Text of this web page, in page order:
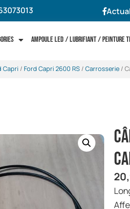
Ampoule LED / Lubrifiant / Peinture
Capri / Ford Capri 2600 RS/ Carrosserie/